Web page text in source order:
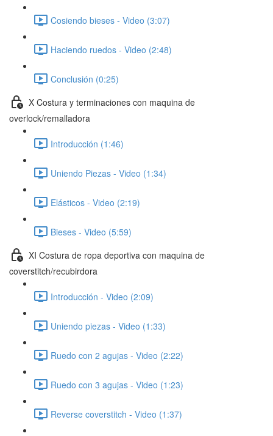
Cosiendo bieses - Video (3:07)
Haciendo ruedos - Video (2:48)
Conclusión (0:25)
X Costura y terminaciones con maquina de
overlock/remalladora
Introducción (1:46)
Uniendo Piezas - Video (1:34)
Elásticos - Video (2:19)
Bieses - Video (5:59)
XI Costura de ropa deportiva con maquina de
coverstitch/recubirdora
Introducción - Video (2:09)
Uniendo piezas - Video (1:33)
Ruedo con 2 agujas - Video (2:22)
Ruedo con 3 agujas - Video (1:23)
Reverse coverstitch - Video (1:37)